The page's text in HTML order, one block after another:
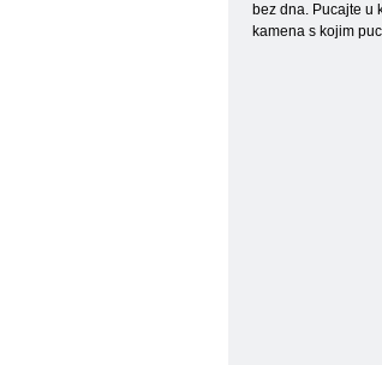
bez dna. Pucajte u
kamena s kojim